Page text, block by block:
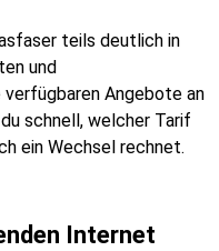
teils deutlich in
und
verfügbaren Angebote an
schnell, welcher Tarif
ein Wechsel rechnet.
Internet